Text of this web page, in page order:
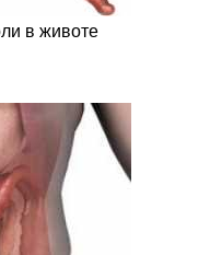
в животе